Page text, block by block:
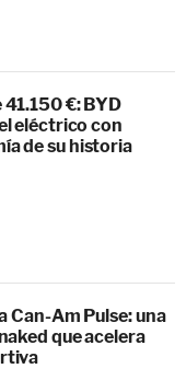
€: BYD
eléctrico con
de su historia
Can-Am Pulse: una
que acelera